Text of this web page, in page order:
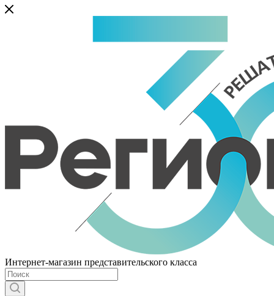
Интернет-магазин представительского класса